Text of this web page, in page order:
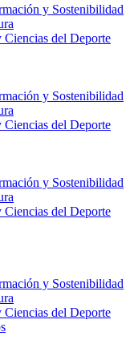
y Sostenibilidad
del Deporte
y Sostenibilidad
del Deporte
y Sostenibilidad
del Deporte
y Sostenibilidad
del Deporte